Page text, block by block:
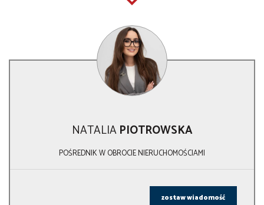
NATALIAPIOTROWSKA
POŚREDNIK W OBROCIE NIERUCHOMOŚCIAMI
zostaw wiadomość